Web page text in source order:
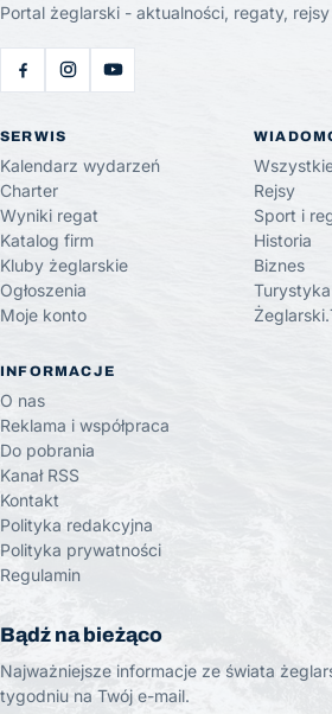
Portal żeglarski - aktualności, regaty,
SERWIS
Kalendarz wydarzeń
Charter
Wyniki regat
Katalog firm
Kluby żeglarskie
Ogłoszenia
Moje konto
Rejsy
Sport i
Historia
Biznes
Turystyka
INFORMACJE
O nas
Reklama i współpraca
Do pobrania
Kanał RSS
Kontakt
Polityka redakcyjna
Polityka prywatności
Regulamin
Bądź na bieżąco
Najważniejsze informacje ze świata
tygodniu na Twój e-mail.